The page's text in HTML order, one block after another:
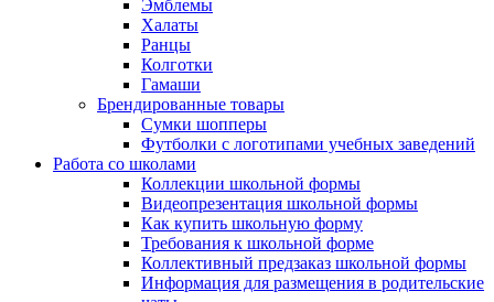
Эмблемы
Халаты
Ранцы
Колготки
Гамаши
Брендированные товары
Сумки шопперы
Футболки с логотипами учебных заведений
Работа со школами
Коллекции школьной формы
Видеопрезентация школьной формы
Как купить школьную форму
Требования к школьной форме
Коллективный предзаказ школьной формы
Информация для размещения в родительские